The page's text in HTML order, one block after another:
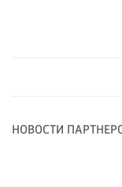
НОВОСТИ